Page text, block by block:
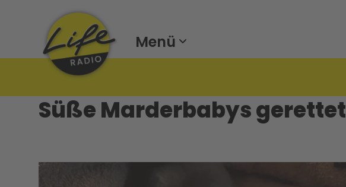
Menü
Süße Marderbabys gerettet